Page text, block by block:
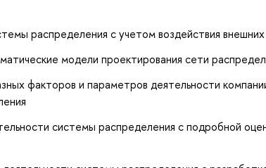
распределения с учетом воздействия
модели проектирования сети
факторов и параметров деятельности
системы распределения с подробной